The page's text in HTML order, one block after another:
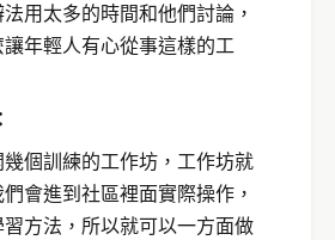
用太多的時間和他們討論，
年輕人有心從事這樣的工
個訓練的工作坊，工作坊就
會進到社區裡面實際操作，
方法，所以就可以一方面做